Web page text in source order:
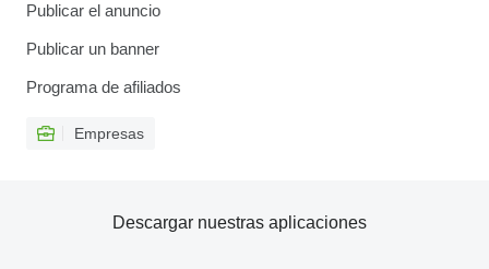
Publicar el anuncio
Publicar un banner
Programa de afiliados
Empresas
Descargar nuestras aplicaciones